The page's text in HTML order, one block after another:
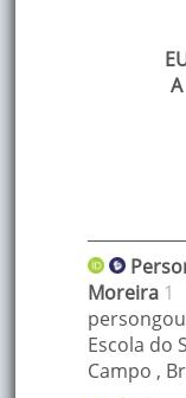
Moreira 1
Escola do
Campo ,